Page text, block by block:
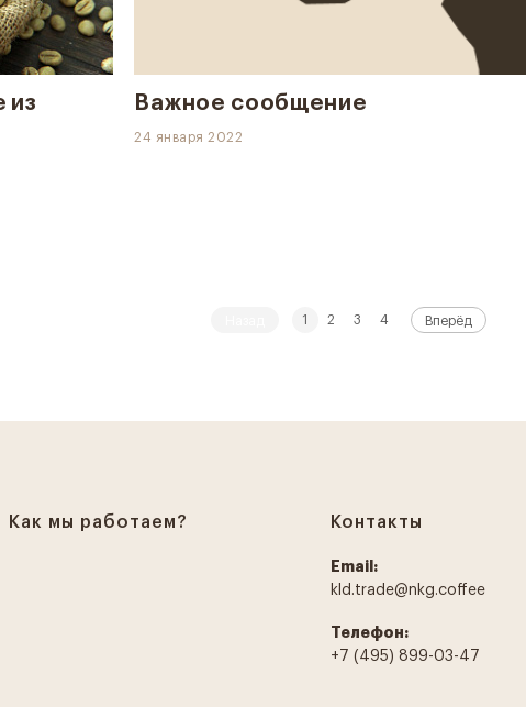
из
Важное сообщение
24 января 2022
1 2 3 4 Вперёд
Как мы работаем? Контакты
Email:
kld.trade@nkg.coffee
Телефон:
+7 (495) 899-03-47